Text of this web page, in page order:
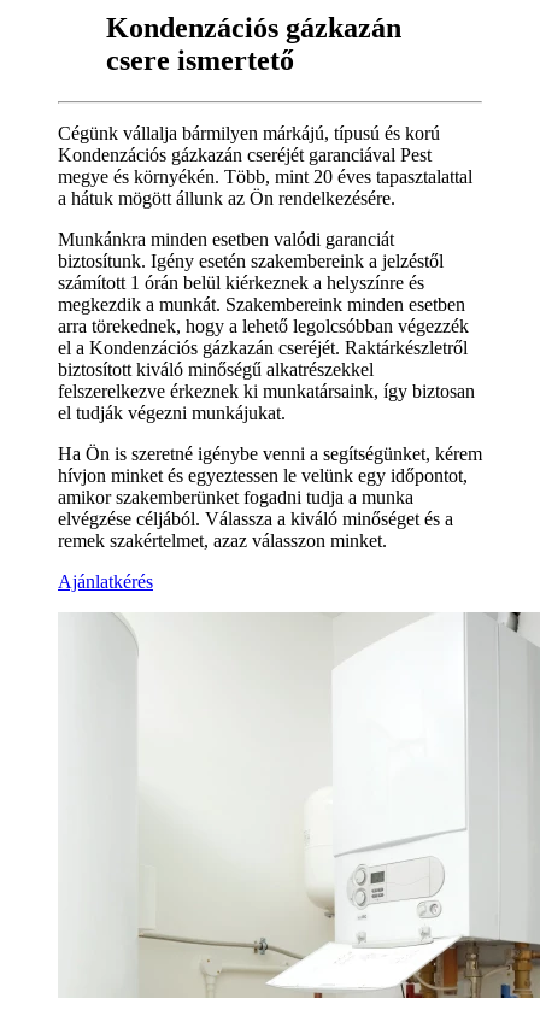
Kondenzációs gázkazán
csere ismertető
Cégünk vállalja bármilyen márkájú, típusú és korú
Kondenzációs gázkazán cseréjét garanciával Pest
megye és környékén. Több, mint 20 éves tapasztalattal
a hátuk mögött állunk az Ön rendelkezésére.
Munkánkra minden esetben valódi garanciát
biztosítunk. Igény esetén szakembereink a jelzéstől
számított 1 órán belül kiérkeznek a helyszínre és
megkezdik a munkát. Szakembereink minden esetben
arra törekednek, hogy a lehető legolcsóbban végezzék
el a Kondenzációs gázkazán cseréjét. Raktárkészletről
biztosított kiváló minőségű alkatrészekkel
felszerelkezve érkeznek ki munkatársaink, így biztosan
el tudják végezni munkájukat.
Ha Ön is szeretné igénybe venni a segítségünket, kérem
hívjon minket és egyeztessen le velünk egy időpontot,
amikor szakemberünket fogadni tudja a munka
elvégzése céljából. Válassza a kiváló minőséget és a
remek szakértelmet, azaz válasszon minket.
Ajánlatkérés